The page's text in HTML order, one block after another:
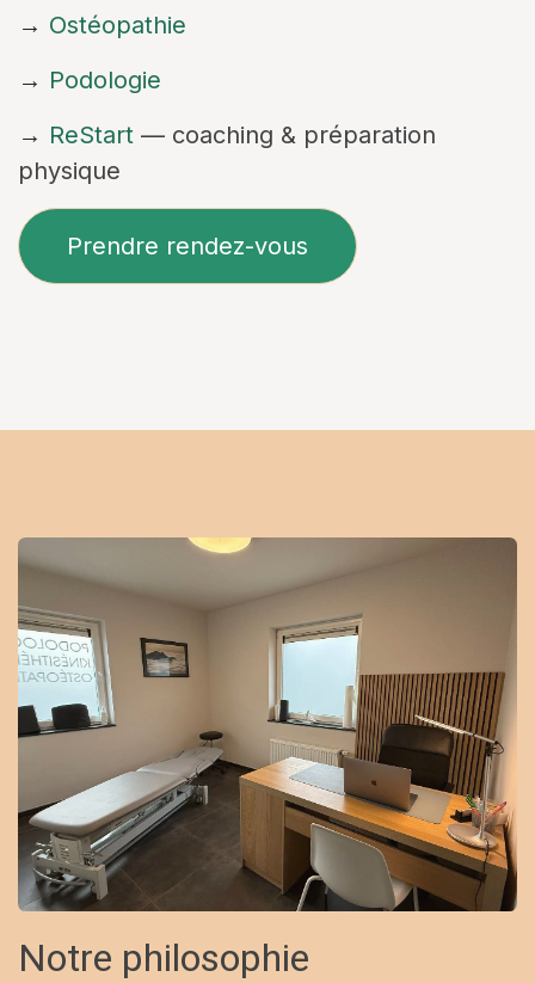
→ Ostéopathie
→ Podologie
→ ReStart — coaching & préparation
physique
Prendre rendez-vous
Notre philosophie